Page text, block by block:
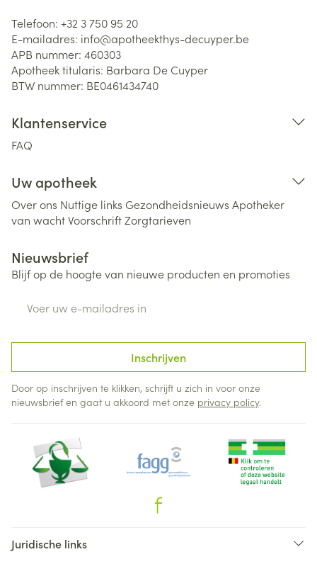
Telefoon: +32 3 750 95 20
E-mailadres: info@apotheekthys-decuyper.be
APB nummer: 460303
Apotheek titularis: Barbara De Cuyper
BTW nummer: BE0461434740
Klantenservice
FAQ
Uw apotheek
Over ons Nuttige links Gezondheidsnieuws Apotheker
van wachtVoorschriftZorgtarieven
Nieuwsbrief
Blijf op de hoogte van nieuwe producten en promoties
Inschrijven
Door op inschrijven te klikken, schrijft u zich in voor onze
nieuwsbrief en gaat u akkoord met onze privacy policy.
Juridische links